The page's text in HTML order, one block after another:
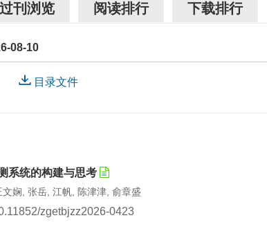
过刊浏览 阅读排行 下载排行
08-10
目录文件
系统的构建与思考
娴, 张岳, 江帆, 陈津津, 俞章盛
zgetbjzz2026-0423